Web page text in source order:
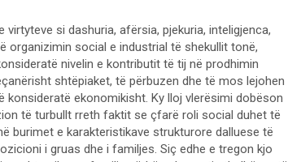
si dashuria, afërsia, pjekuria, inteligjenca,
organizimin social e industrial të shekullit tonë,
nivelin e kontributit të tij në prodhimin
shtëpiaket, të përbuzen dhe të mos lejohen
ekonomikisht. Ky lloj vlerësimi dobëson
të turbullt rreth faktit se çfarë roli social duhet të
burimet e karakteristikave strukturore dalluese të
i gruas dhe i familjes. Siç edhe e tregon kjo